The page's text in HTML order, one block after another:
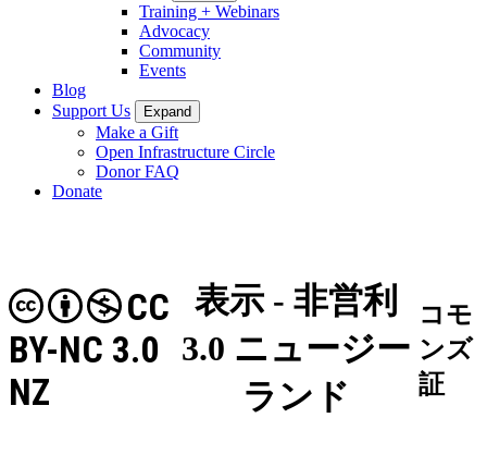
Training + Webinars
Advocacy
Community
Events
Blog
Support Us
Expand
Make a Gift
Open Infrastructure Circle
Donor FAQ
Donate
表示 - 非営利
3.0 ニュージー
ランド
CC
BY-NC 3.0
NZ
コモ
ンズ
証